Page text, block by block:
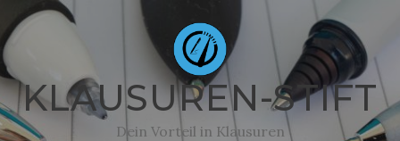
KLAUSUREN-STIFT
Dein Vorteil in Klausuren